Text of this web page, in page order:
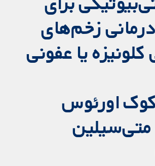
زخم‌های
یا عفونی
اورئوس
متی‌سیلین